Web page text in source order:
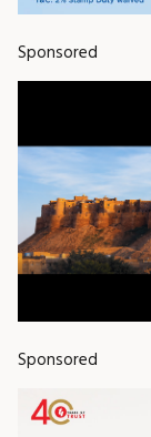
Sponsored
Sponsored